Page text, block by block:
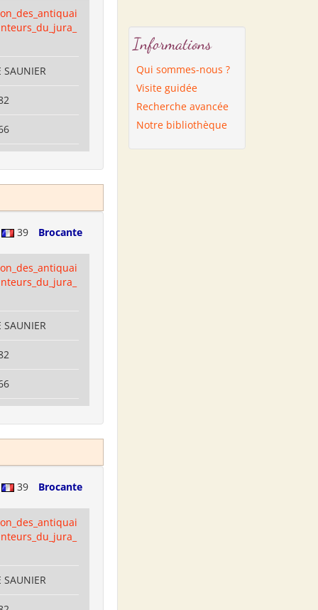
SAUNIER
39 Brocante
SAUNIER
39 Brocante
SAUNIER
Informations
Qui sommes-nous ?
Visite guidée
Recherche avancée
Notre bibliothèque